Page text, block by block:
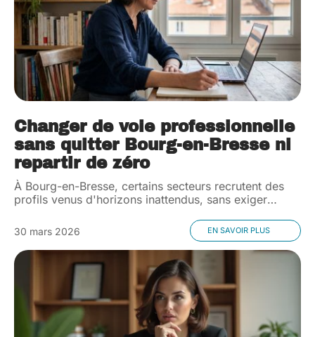
Changer de voie professionnelle
sans quitter Bourg-en-Bresse ni
repartir de zéro
À Bourg-en-Bresse, certains secteurs recrutent des
profils venus d'horizons inattendus, sans exiger…
30 mars 2026 EN SAVOIR PLUS